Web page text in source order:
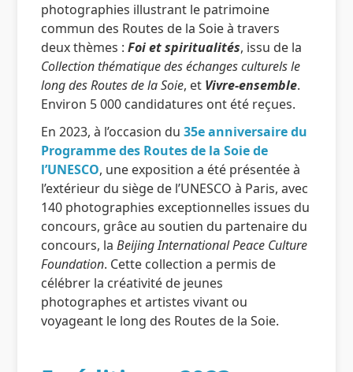
photographies illustrant le patrimoine
commun des Routes de la Soie à travers
deux thèmes :Foi et spiritualités, issu de la
Collection thématique des échanges culturels le
long des Routes de la Soie, et Vivre-ensemble.
Environ 5 000 candidatures ont été reçues.
En 2023, à l’occasion du35e anniversaire du
Programme des Routes de la Soie de
l’UNESCO, une exposition a été présentée à
l’extérieur du siège de l’UNESCO à Paris, avec
140 photographies exceptionnelles issues du
concours, grâce au soutien du partenaire du
concours, laBeijing International Peace Culture
Foundation. Cette collection a permis de
célébrer la créativité de jeunes
photographes et artistes vivant ou
voyageant le long des Routes de la Soie.